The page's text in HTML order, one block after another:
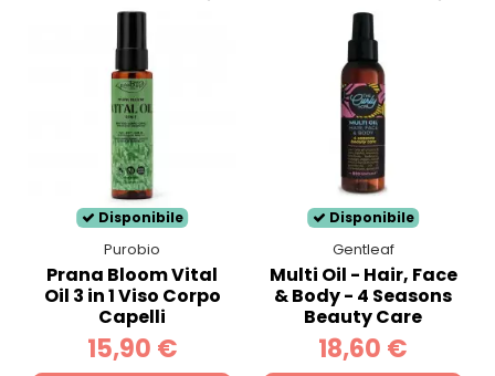
Disponibile
Purobio
Prana Bloom Vital
Oil 3 in 1 Viso Corpo
Capelli
15,90 €
Disponibile
Gentleaf
Multi Oil - Hair, Face
& Body - 4 Seasons
Beauty Care
18,60 €